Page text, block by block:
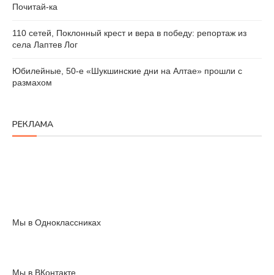
Почитай-ка
110 сетей, Поклонный крест и вера в победу: репортаж из
села Лаптев Лог
Юбилейные, 50-е «Шукшинские дни на Алтае» прошли с
размахом
РЕКЛАМА
Мы в Одноклассниках
Мы в ВКонтакте